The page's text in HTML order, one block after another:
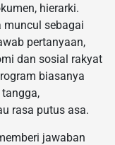
hierarki.
muncul sebagai
pertanyaan,
dan sosial rakyat
biasanya
rasa putus asa.
jawaban